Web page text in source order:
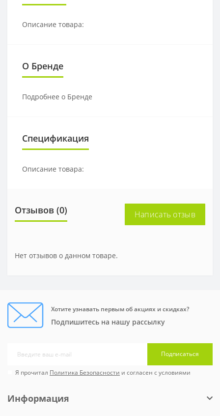
Описание товара:
О Бренде
Подробнее о Бренде
Спецификация
Описание товара:
Отзывов (0) Написать отзыв
Нет отзывов о данном товаре.
Хотите узнавать первым об акциях и скидках?
Подпишитесь на нашу рассылку
Подписаться
Я прочитал Политика Безопасности и согласен с условиями
Информация